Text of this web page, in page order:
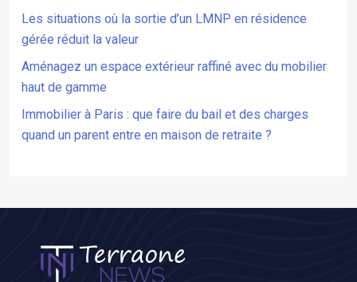
Les situations où la sortie d’un LMNP en résidence
gérée réduit la valeur
Aménagez un espace extérieur raffiné avec du mobilier
haut de gamme
Immobilier à Paris : que faire du bail et des charges
quand un parent entre en maison de retraite ?